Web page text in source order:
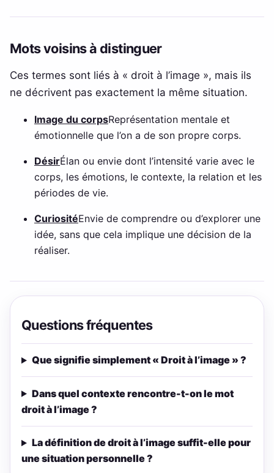
Mots voisins à distinguer
Ces termes sont liés à « droit à l’image », mais ils
ne décrivent pas exactement la même situation.
Image du corpsReprésentation mentale et
émotionnelle que l’on a de son propre corps.
DésirÉlan ou envie dont l’intensité varie avec le
corps, les émotions, le contexte, la relation et les
périodes de vie.
CuriositéEnvie de comprendre ou d’explorer une
idée, sans que cela implique une décision de la
réaliser.
Questions fréquentes
Que signifie simplement « Droit à l’image » ?
Dans quel contexte rencontre-t-on le mot
droit à l’image ?
La définition de droit à l’image suffit-elle pour
une situation personnelle ?